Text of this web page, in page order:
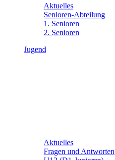
Aktuelles
Senioren-Abteilung
1. Senioren
2. Senioren
Jugend
Aktuelles
Fragen und Antworten